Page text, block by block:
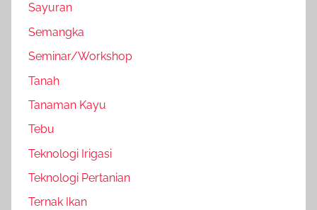
Sayuran
Semangka
Seminar/Workshop
Tanah
Tanaman Kayu
Tebu
Teknologi Irigasi
Teknologi Pertanian
Ternak Ikan